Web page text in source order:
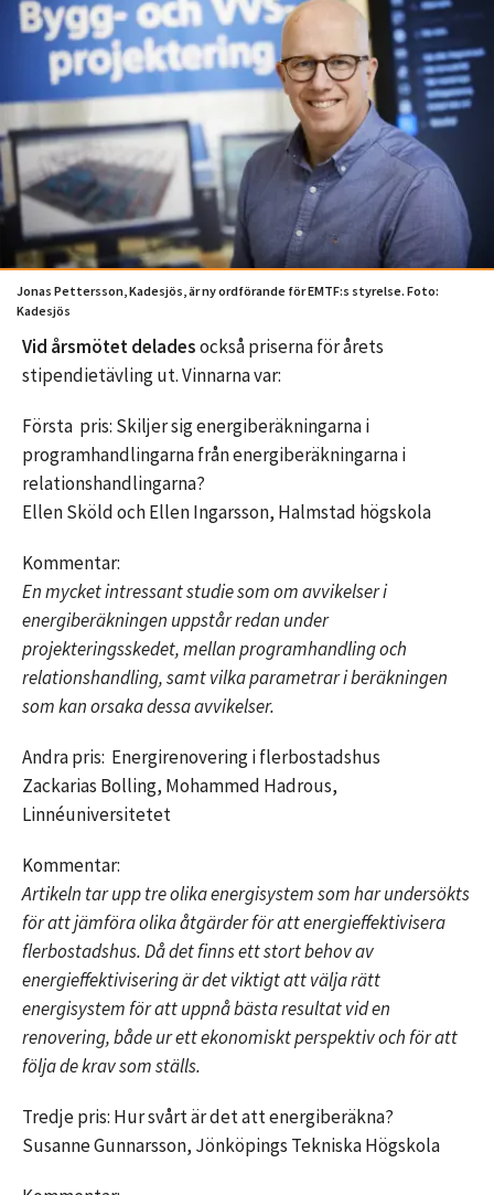
Jonas Pettersson, Kadesjös, är ny ordförande för EMTF:s styrelse. Foto:
Kadesjös
Vid årsmötet deladesockså priserna för årets
stipendietävling ut. Vinnarna var:
Första pris: Skiljer sig energiberäkningarna i
programhandlingarna från energiberäkningarna i
relationshandlingarna?
Ellen Sköld och Ellen Ingarsson, Halmstad högskola
Kommentar:
En mycket intressant studie som om avvikelser i
energiberäkningen uppstår redan under
projekteringsskedet, mellan programhandling och
relationshandling, samt vilka parametrar i beräkningen
som kan orsaka dessa avvikelser.
Andra pris: Energirenovering i flerbostadshus
Zackarias Bolling, Mohammed Hadrous,
Linnéuniversitetet
Kommentar:
Artikeln tar upp tre olika energisystem som har undersökts
för att jämföra olika åtgärder för att energieffektivisera
flerbostadshus. Då det finns ett stort behov av
energieffektivisering är det viktigt att välja rätt
energisystem för att uppnå bästa resultat vid en
renovering, både ur ett ekonomiskt perspektiv och för att
följa de krav som ställs.
Tredje pris: Hur svårt är det att energiberäkna?
Susanne Gunnarsson, Jönköpings Tekniska Högskola